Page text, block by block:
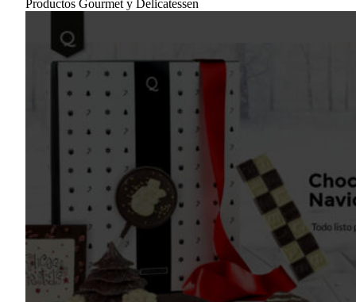
Productos Gourmet y Delicatessen